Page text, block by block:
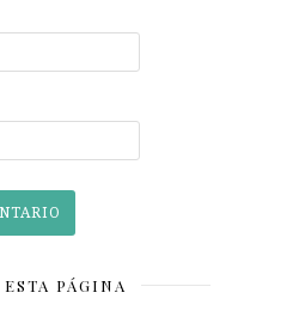
PÁGINA